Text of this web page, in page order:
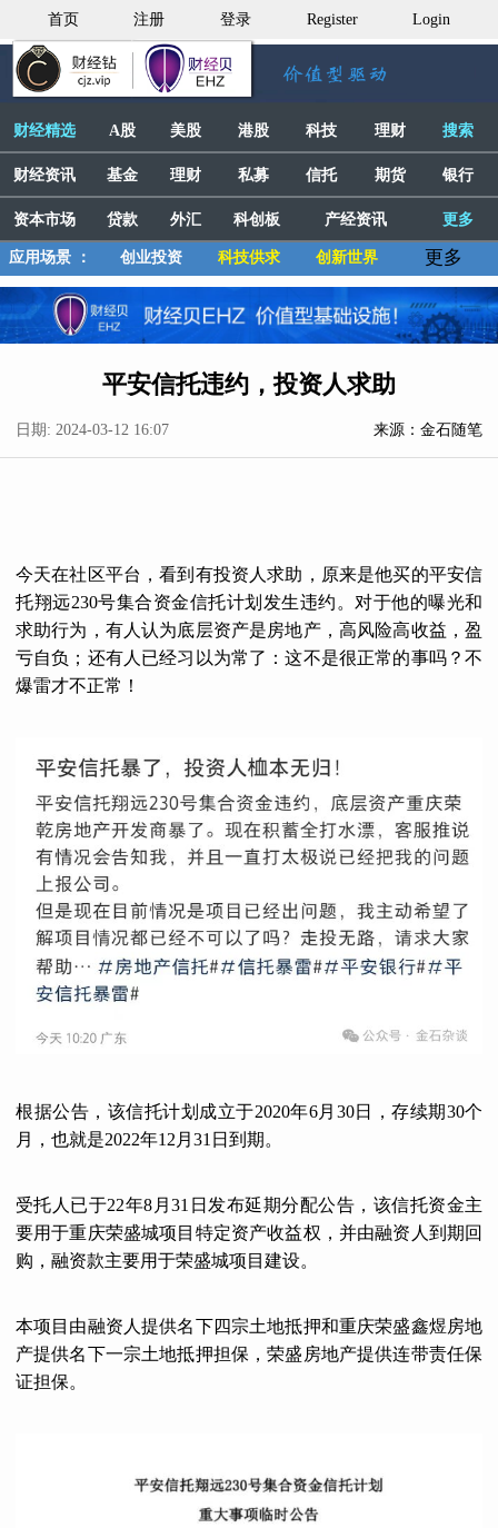
首页 注册 登录 Register Login
财经精选 A股 美股 港股 科技 理财 搜索
财经资讯 基金 理财 私募 信托 期货 银行
资本市场 贷款 外汇 科创板 产经资讯 更多
应用场景 ： 创业投资 科技供求 创新世界 更多
平安信托违约，投资人求助
日期: 2024-03-12 16:07 来源：金石随笔
今天在社区平台，看到有投资人求助，原来是他买的平安信
托翔远230号集合资金信托计划发生违约。对于他的曝光和
求助行为，有人认为底层资产是房地产，高风险高收益，盈
亏自负；还有人已经习以为常了：这不是很正常的事吗？不
爆雷才不正常！
根据公告，该信托计划成立于2020年6月30日，存续期30个
月，也就是2022年12月31日到期。
受托人已于22年8月31日发布延期分配公告，该信托资金主
要用于重庆荣盛城项目特定资产收益权，并由融资人到期回
购，融资款主要用于荣盛城项目建设。
本项目由融资人提供名下四宗土地抵押和重庆荣盛鑫煜房地
产提供名下一宗土地抵押担保，荣盛房地产提供连带责任保
证担保。